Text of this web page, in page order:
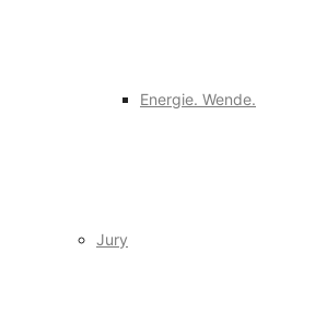
Energie. Wende.
Jury